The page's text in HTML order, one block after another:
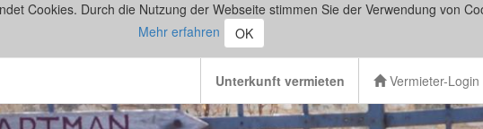
Cookies. Durch die Nutzung der Webseite stimmen Sie der Verwendung von
Mehr erfahren
OK
Unterkunft vermieten Vermieter-Login